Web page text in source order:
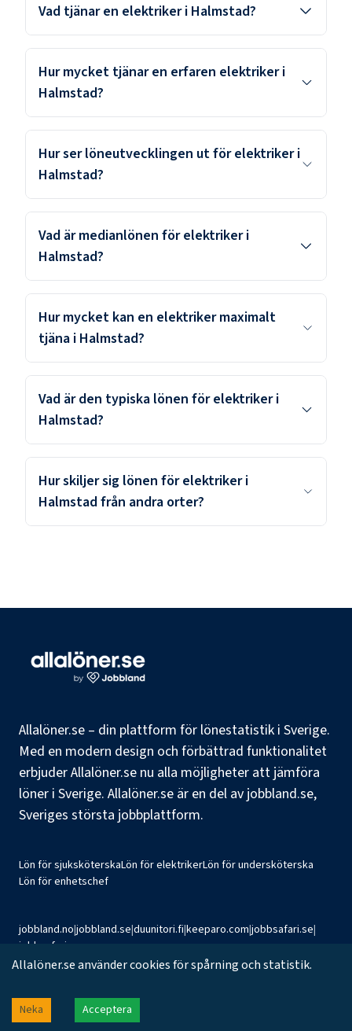
Vad tjänar en elektriker i Halmstad?
Hur mycket tjänar en erfaren elektriker i
Halmstad?
Hur ser löneutvecklingen ut för elektriker i
Halmstad?
Vad är medianlönen för elektriker i
Halmstad?
Hur mycket kan en elektriker maximalt
tjäna i Halmstad?
Vad är den typiska lönen för elektriker i
Halmstad?
Hur skiljer sig lönen för elektriker i
Halmstad från andra orter?
Allalöner.se – din plattform för lönestatistik i Sverige.
Med en modern design och förbättrad funktionalitet
erbjuder Allalöner.se nu alla möjligheter att jämföra
löner i Sverige. Allalöner.se är en del av jobbland.se,
Sveriges största jobbplattform.
Lön för sjuksköterskaLön för elektrikerLön för undersköterska
Lön för enhetschef
jobbland.no|jobbland.se|duunitori.fi|keeparo.com|jobbsafari.se|
jobbsafari.no
©2026 Jobbland AB
Allalöner.se använder cookies för spårning och statistik.
Neka Acceptera